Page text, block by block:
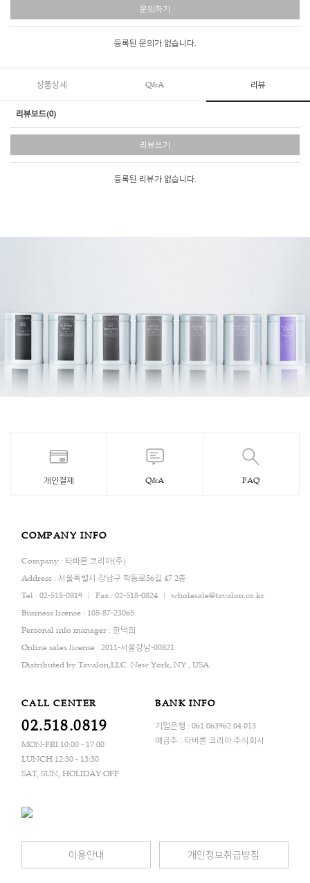
문의하기
등록된 문의가 없습니다.
상품상세 Q&A 리뷰
리뷰보드(0)
리뷰쓰기
등록된 리뷰가 없습니다.
개인결제 Q&A FAQ
COMPANY INFO
Company : 타바론 코리아(주)
Address : 서울특별시 강남구 학동로56길 47 2층
Tel : 02-518-0819
Fax : 02-518-0824
wholesale@tavalon.co.kr
Business license : 105-87-23065
Personal info manager : 한덕희
Online sales license : 2011-서울강남-00821
Distributed by Tavalon,LLC. New York, NY , USA
CALL CENTER
02.518.0819
MON-FRI 10:00 - 17:00
LUNCH 12:30 - 13:30
SAT, SUN, HOLIDAY OFF
BANK INFO
기업은행 : 061.063962.04.013
예금주 : 타바론 코리아 주식회사
이용안내 개인정보취급방침